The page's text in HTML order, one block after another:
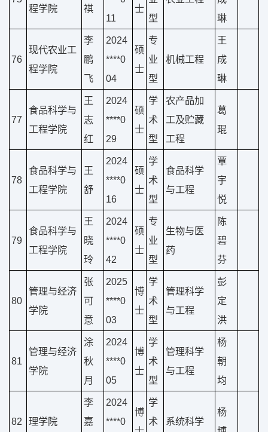
程学院
祺
11
士
型
琳
76
现代农业工
程学院
李
鹏
飞
2024
****0
04
硕
士
专
业
型
机械工程
王
成
琳
77
食品科学与
工程学院
王
志
红
2024
****0
29
硕
士
学
术
型
农产品加
工及贮藏
工程
葛
琨
78
食品科学与
工程学院
王
舒
2024
****0
16
硕
士
学
术
型
食品科学
与工程
覃
宇
悦
79
食品科学与
工程学院
王
晓
玲
2024
****0
42
硕
士
专
业
型
生物与医
药
陈
碧
芬
80
管理与经济
学院
张
可
意
2025
****0
03
博
士
学
术
型
管理科学
与工程
彭
定
洪
81
管理与经济
学院
涂
秋
月
2024
****0
05
博
士
学
术
型
管理科学
与工程
杨
朝
均
82 理学院
李
嘉
2024
****0
博
学
术
系统科学
杨